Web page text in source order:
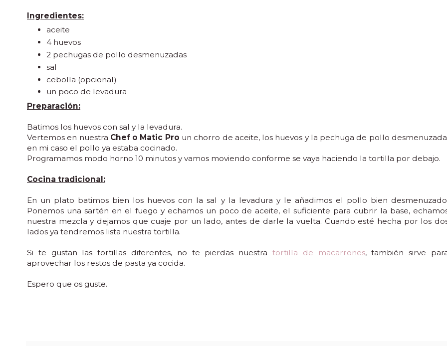
Ingredientes:
aceite
4 huevos
2 pechugas de pollo desmenuzadas
sal
cebolla (opcional)
un poco de levadura
Preparación:
Batimos los huevos con sal y la levadura.
Vertemos en nuestra Chef o Matic Pro un chorro de aceite, los huevos y la pechuga de pollo
en mi caso el pollo ya estaba cocinado.
Programamos modo horno 10 minutos y vamos moviendo conforme se vaya haciendo la tortilla por debajo.
Cocina tradicional:
En un plato batimos bien los huevos con la sal y la levadura y le añadimos el pollo bien
Ponemos una sartén en el fuego y echamos un poco de aceite, el suficiente para cubrir la base,
nuestra mezcla y dejamos que cuaje por un lado, antes de darle la vuelta. Cuando esté hecha por los
lados ya tendremos lista nuestra tortilla.
Si te gustan las tortillas diferentes, no te pierdas nuestra tortilla de macarrones, también sirve
aprovechar los restos de pasta ya cocida.
Espero que os guste.